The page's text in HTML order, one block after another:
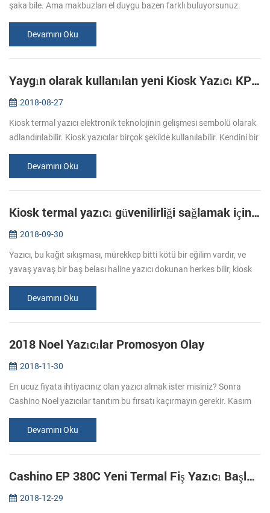
şaka bile. Ama makbuzları el duygu bazen farklı buluyorsunuz.
Devamını Oku
Yaygın olarak kullanılan yeni Kiosk Yazıcı KP-300
2018-08-27
Kiosk termal yazıcı elektronik teknolojinin gelişmesi sembolü olarak
adlandırılabilir. Kiosk yazıcılar birçok şekilde kullanılabilir. Kendini bir
Devamını Oku
Kiosk termal yazıcı güvenilirliği sağlamak için nasıl?
2018-09-30
Yazıcı, bu kağıt sıkışması, mürekkep bitti kötü bir eğilim vardır, ve
yavaş yavaş bir baş belası haline yazıcı dokunan herkes bilir, kiosk
Devamını Oku
2018 Noel Yazıcılar Promosyon Olay
2018-11-30
En ucuz fiyata ihtiyacınız olan yazıcı almak ister misiniz? Sonra
Cashino Noel yazıcılar tanıtım bu fırsatı kaçırmayın gerekir. Kasım
Devamını Oku
Cashino EP 380C Yeni Termal Fiş Yazıcı Başlattı
2018-12-29